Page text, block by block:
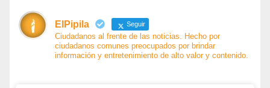
ElPipila Seguir
Ciudadanos al frente de las noticias. Hecho por
ciudadanos comunes preocupados por brindar
información y entretenimiento de alto valor y contenido.